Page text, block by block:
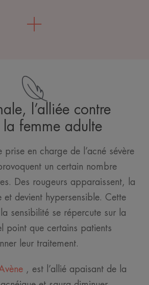
l’alliée contre
la femme adulte
prise en charge de l’acné sévère
un certain nombre
Des rougeurs apparaissent, la
et devient hypersensible. Cette
sensibilité se répercute sur la
point que certains patients
leur traitement.
, est l’allié apaisant de la